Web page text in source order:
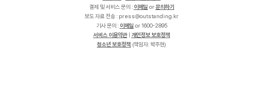
결제 및 서비스 문의 : 이메일 or문의하기
보도 자료 전송 :
r
k
.
g
n
i
d
n
a
t
s
t
u
o
@
s
s
e
r
p
기사 문의 : 이메일 or 1600-2895
서비스 이용약관| 개인정보 보호정책
청소년 보호정책 (책임자: 박주현)